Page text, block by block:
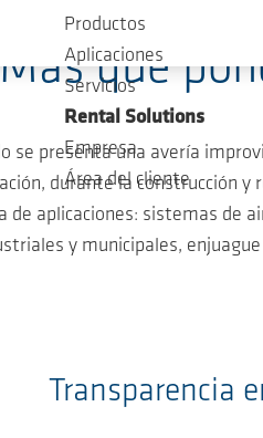
Productos
Aplicaciones
Servicios
Rental Solutions
Empresa
Área del cliente
Más que
se presenta una avería
durante la construcción y
de aplicaciones: sistemas
y municipales,
Transparencia